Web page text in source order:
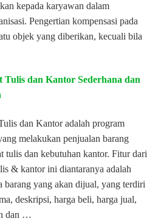
kepada karyawan dalam
Pengertian kompensasi pada
objek yang diberikan, kecuali bila
Tulis dan Kantor Sederhana dan
dan Kantor adalah program
melakukan penjualan barang
tulis dan kebutuhan kantor. Fitur dari
& kantor ini diantaranya adalah
barang yang akan dijual, yang terdiri
deskripsi, harga beli, harga jual,
dan …